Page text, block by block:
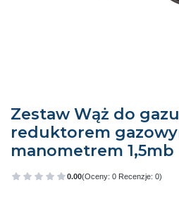
Zestaw Wąż do
reduktorem
manometrem 1,5mb
0.00(Oceny: 0 Recenzje: 0)
Przejdź do sekcji Opinie